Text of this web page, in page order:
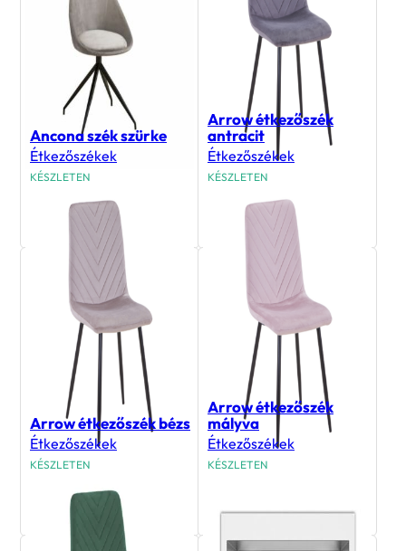
Ancona szék szürke
Étkezőszékek
KÉSZLETEN
35 900 Ft
Arrow étkezőszék
antracit
Étkezőszékek
KÉSZLETEN
13 500 Ft
Arrow étkezőszék bézs
Étkezőszékek
KÉSZLETEN
13 500Ft
Arrow étkezőszék
mályva
Étkezőszékek
KÉSZLETEN